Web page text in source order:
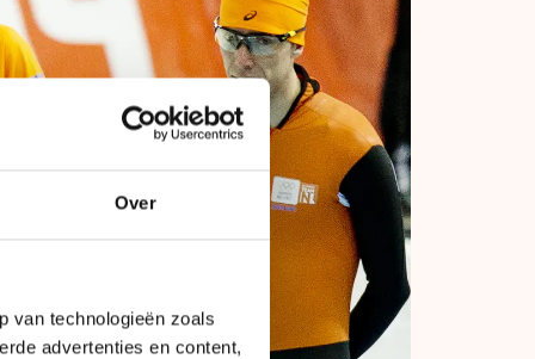
Over
van technologieën zoals
advertenties en content,